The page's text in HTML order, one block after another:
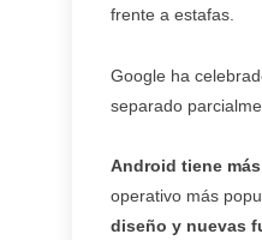
frente a estafas.
Google ha
separado
Android tiene
operativo más
diseño y nuevas